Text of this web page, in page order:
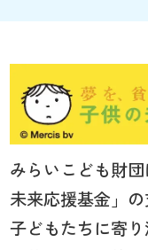
みらいこども財
未来応援基金」の
子どもたちに寄